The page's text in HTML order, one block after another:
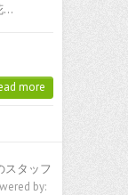
…
more
スタッフ
by: